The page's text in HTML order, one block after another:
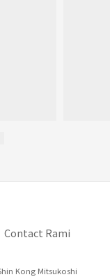
Contact Rami
Kong Mitsukoshi